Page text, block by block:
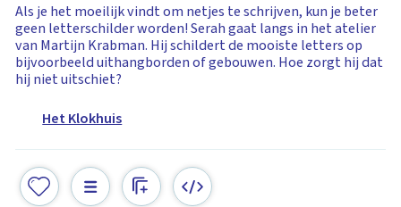
Als je het moeilijk vindt om netjes te schrijven, kun je beter
geen letterschilder worden! Serah gaat langs in het atelier
van Martijn Krabman. Hij schildert de mooiste letters op
bijvoorbeeld uithangborden of gebouwen. Hoe zorgt hij dat
hij niet uitschiet?
Het Klokhuis